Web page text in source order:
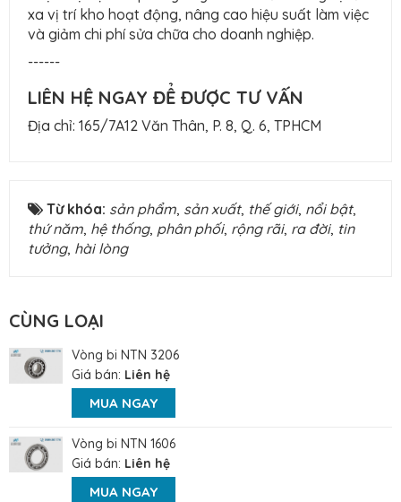
xa vị trí kho hoạt động, nâng cao hiệu suất làm việc
và giảm chi phí sửa chữa cho doanh nghiệp.
------
LIÊN HỆ NGAY ĐỂ ĐƯỢC TƯ VẤN
Địa chỉ: 165/7A12 Văn Thân, P. 8, Q. 6, TPHCM
Từ khóa: sản phẩm, sản xuất, thế giới, nổi bật,
thứ năm, hệ thống, phân phối, rộng rãi, ra đời, tin
tưởng, hài lòng
CÙNG LOẠI
Vòng bi NTN 3206
Giá bán: Liên hệ
MUA NGAY
Vòng bi NTN 1606
Giá bán: Liên hệ
MUA NGAY